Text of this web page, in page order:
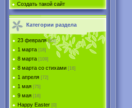
Создать такой сайт
Категории раздела
23 февраля [67]
1 марта [18]
8 марта [109]
8 марта со стихами [16]
1 апреля [72]
1 мая [75]
9 мая [16]
Happy Easter [0]